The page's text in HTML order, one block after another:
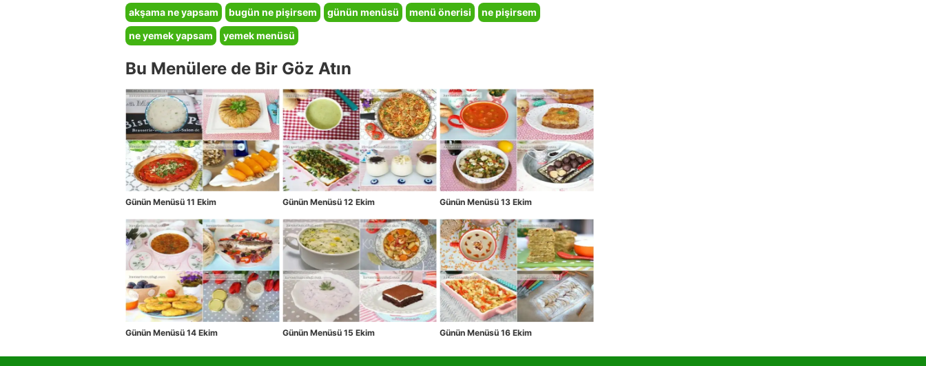
akşama ne yapsam bugün ne pişirsem günün menüsü menü önerisi
ne pişirsem
ne yemek yapsam
yemek menüsü
Bu Menülere de Bir Göz Atın
Günün Menüsü 11 Ekim Günün Menüsü 12 Ekim Günün Menüsü 13 Ekim
Günün Menüsü 14 Ekim Günün Menüsü 15 Ekim Günün Menüsü 16 Ekim